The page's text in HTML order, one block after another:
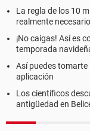
La regla de los 10
realmente
¡No caigas! Así es
temporada
Así puedes tomarte
aplicación
Los científicos
antigüedad en